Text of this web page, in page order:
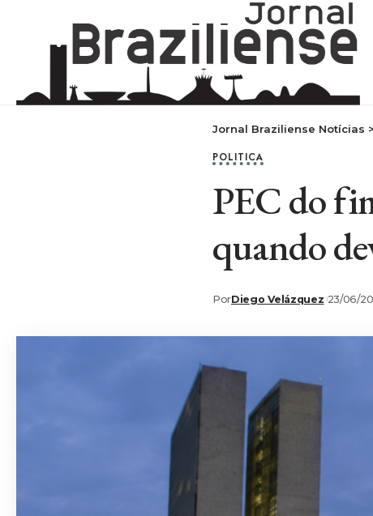
Jornal Braziliense Notícias >
POLITICA
PEC do
quando
PorDiego Velázquez 23/06/